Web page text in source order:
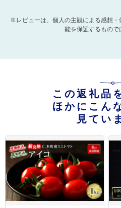
※レビューは、個人の主観による感想
能を保証するもので
この返礼品
ほかにこん
見てい